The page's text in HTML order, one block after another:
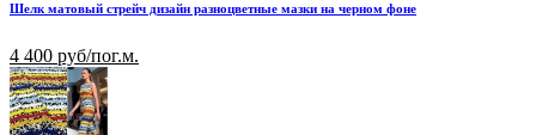
Шелк матовый стрейч дизайн разноцветные мазки на черном фоне
4 400 руб/пог.м.